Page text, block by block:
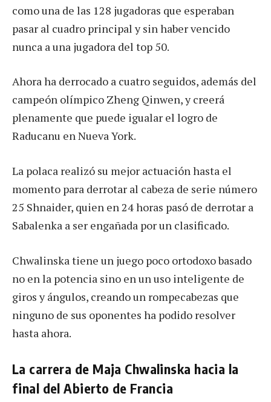
como una de las 128 jugadoras que esperaban
pasar al cuadro principal y sin haber vencido
nunca a una jugadora del top 50.
Ahora ha derrocado a cuatro seguidos, además del
campeón olímpico Zheng Qinwen, y creerá
plenamente que puede igualar el logro de
Raducanu en Nueva York.
La polaca realizó su mejor actuación hasta el
momento para derrotar al cabeza de serie número
25 Shnaider, quien en 24 horas pasó de derrotar a
Sabalenka a ser engañada por un clasificado.
Chwalinska tiene un juego poco ortodoxo basado
no en la potencia sino en un uso inteligente de
giros y ángulos, creando un rompecabezas que
ninguno de sus oponentes ha podido resolver
hasta ahora.
La carrera de Maja Chwalinska hacia la
final del Abierto de Francia